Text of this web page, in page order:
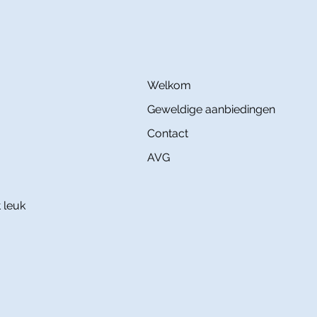
leuk
Welkom
Geweldige aanbiedingen
Contact
AVG